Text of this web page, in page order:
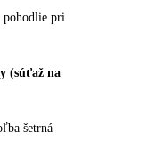
pohodlie pri
(súťaž na
šetrná